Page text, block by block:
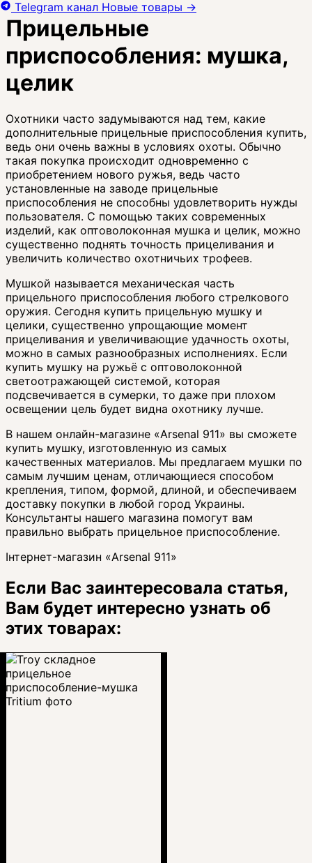
Прицельные
приспособления: мушка,
целик
Охотники часто задумываются над тем, какие
дополнительные прицельные приспособления купить,
ведь они очень важны в условиях охоты. Обычно
такая покупка происходит одновременно с
приобретением нового ружья, ведь часто
установленные на заводе прицельные
приспособления не способны удовлетворить нужды
пользователя. С помощью таких современных
изделий, как оптоволоконная мушка и целик, можно
существенно поднять точность прицеливания и
увеличить количество охотничьих трофеев.
Мушкой называется механическая часть
прицельного приспособления любого стрелкового
оружия. Сегодня купить прицельную мушку и
целики, существенно упрощающие момент
прицеливания и увеличивающие удачность охоты,
можно в самых разнообразных исполнениях. Если
купить мушку на ружьё с оптоволоконной
светоотражающей системой, которая
подсвечивается в сумерки, то даже при плохом
освещении цель будет видна охотнику лучше.
В нашем онлайн-магазине «Arsenal 911» вы сможете
купить мушку, изготовленную из самых
качественных материалов. Мы предлагаем мушки по
самым лучшим ценам, отличающиеся способом
крепления, типом, формой, длиной, и обеспечиваем
доставку покупки в любой город Украины.
Консультанты нашего магазина помогут вам
правильно выбрать прицельное приспособление.
Інтернет-магазин «Arsenal 911»
Если Вас заинтересовала статья,
Вам будет интересно узнать об
этих товарах:
Telegram канал Новые товары →